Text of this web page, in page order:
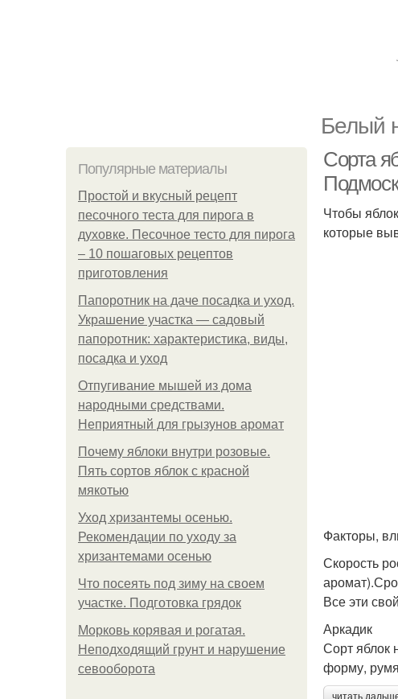
Белый
Популярные материалы
Простой и вкусный рецепт
песочного теста для пирога в
духовке. Песочное тесто для пирога
– 10 пошаговых рецептов
приготовления
Папоротник на даче посадка и уход.
Украшение участка — садовый
папоротник: характеристика, виды,
посадка и уход
Отпугивание мышей из дома
народными средствами.
Неприятный для грызунов аромат
Почему яблоки внутри розовые.
Пять сортов яблок с красной
мякотью
Уход хризантемы осенью.
Рекомендации по уходу за
хризантемами осенью
Что посеять под зиму на своем
участке. Подготовка грядок
Морковь корявая и рогатая.
Неподходящий грунт и нарушение
севооборота
Сорта
Чтобы
которые
Факторы,
Скорость
Все эти
Аркадик
Сорт яблок
форму,
читать